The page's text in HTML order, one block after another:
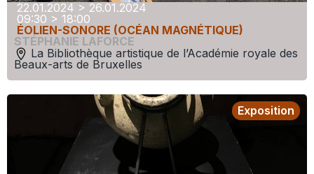
22.01.2024 > 26.01.2024
09:30 > 18:00
ÉOLIEN-SONORE (OCÉAN MAGNÉTIQUE)
STÉPHANIE LAFORCE
La Bibliothèque artistique de l’Académie royale des
Beaux-arts de Bruxelles
Exposition